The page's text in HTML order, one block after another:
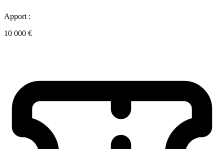
Apport :
10 000 €